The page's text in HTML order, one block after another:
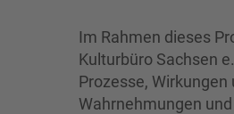
Im Rahmen dieses
Kulturbüro Sachsen
Prozesse,
Wahrnehmungen